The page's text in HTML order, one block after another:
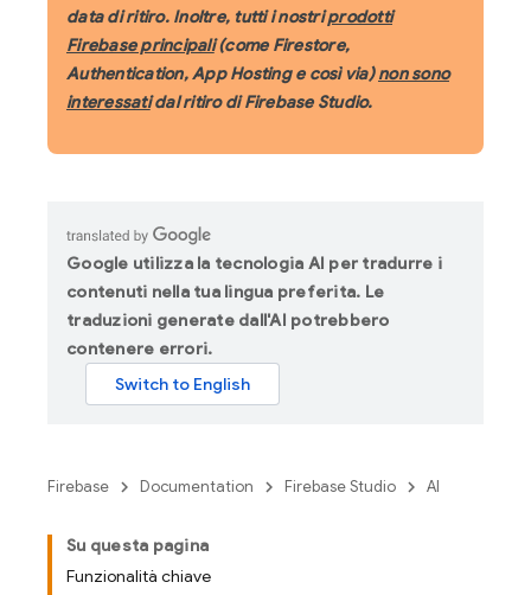
data di ritiro. Inoltre, tutti i nostriprodotti
Firebase principali(come Firestore,
Authentication, App Hosting e così via)non sono
interessatidal ritiro di Firebase Studio.
Google utilizza la tecnologia AI per tradurre i
contenuti nella tua lingua preferita. Le
traduzioni generate dall'AI potrebbero
contenere errori.
Firebase Documentation Firebase Studio AI
Su questa pagina
Funzionalità chiave